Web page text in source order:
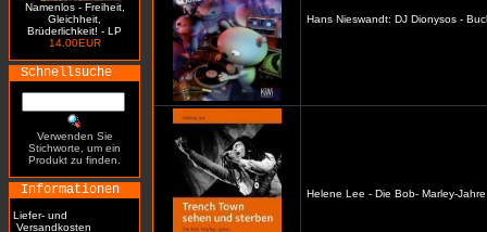
Namenlos - Freiheit,
Gleichheit,
Brüderlichkeit! - LP
14.00EUR
Schnellsuche
Verwenden Sie
Stichworte, um ein
Produkt zu finden.
Informationen
Liefer- und
Versandkosten
Hans Nieswandt: DJ Dionysos -
Helene Lee - Die Bob- Marley-